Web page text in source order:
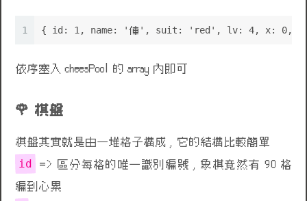
1 { id: 1, name: '俥', suit: 'red', lv: 4, x: 0, y:
依序塞入 cheesPool 的 array 內即可
棋盤
棋盤其實就是由一堆格子構成 , 它的結構比較簡單
id
=> 區分每格的唯一識別編號 , 象棋竟然有 90 格
編到心累